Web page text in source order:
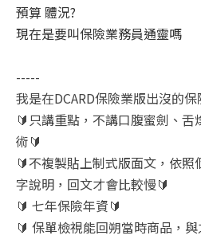
預算 體況?
現在是要叫保險業務員通靈嗎
-----
我是在DCARD保險業版出沒的
🔰只講重點，不講口腹蜜劍、
術🔰
🔰不複製貼上制式版面文，依
字說明，回文才會比較慢🔰
🔰 七年保險年資🔰
🔰 保單檢視能回朔當時商品，